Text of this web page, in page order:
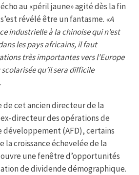
au «péril jaune» agité dès la fin
révélé être un fantasme. «A
industrielle à la chinoise qui n’est
les pays africains, il faut
très importantes vers l’Europe
qu’il sera difficile
de cet ancien directeur de la
directeur des opérations de
développement (AFD), certains
croissance échevelée de la
une fenêtre d’opportunités
de dividende démographique.